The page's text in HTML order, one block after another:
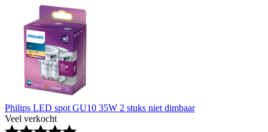
Philips LED spot GU10 35W 2 stuks niet dimbaar
Veel verkocht